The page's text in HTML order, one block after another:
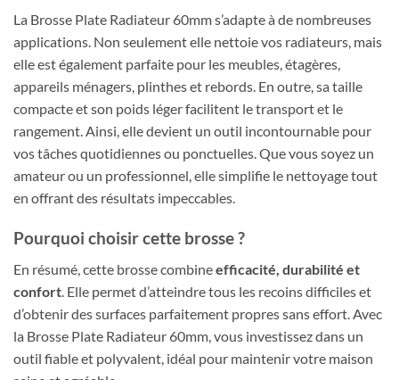
La Brosse Plate Radiateur 60mm s’adapte à de nombreuses
applications. Non seulement elle nettoie vos radiateurs, mais
elle est également parfaite pour les meubles, étagères,
appareils ménagers, plinthes et rebords. En outre, sa taille
compacte et son poids léger facilitent le transport et le
rangement. Ainsi, elle devient un outil incontournable pour
vos tâches quotidiennes ou ponctuelles. Que vous soyez un
amateur ou un professionnel, elle simplifie le nettoyage tout
en offrant des résultats impeccables.
Pourquoi choisir cette brosse ?
En résumé, cette brosse combineefficacité, durabilité et
confort . Elle permet d’atteindre tous les recoins difficiles et
d’obtenir des surfaces parfaitement propres sans effort. Avec
la Brosse Plate Radiateur 60mm, vous investissez dans un
outil fiable et polyvalent, idéal pour maintenir votre maison